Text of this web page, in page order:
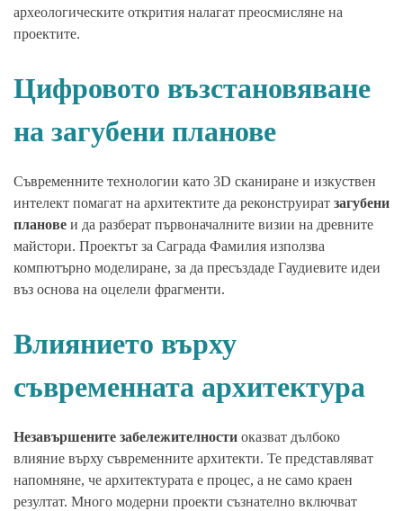
археологическите открития налагат преосмисляне на
проектите.
Цифровото възстановяване
на загубени планове
Съвременните технологии като 3D сканиране и изкуствен
интелект помагат на архитектите да реконструират загубени
планове и да разберат първоначалните визии на древните
майстори. Проектът за Саграда Фамилия използва
компютърно моделиране, за да пресъздаде Гаудиевите идеи
въз основа на оцелели фрагменти.
Влиянието върху
съвременната архитектура
Незавършените забележителности оказват дълбоко
влияние върху съвременните архитекти. Те представляват
напомняне, че архитектурата е процес, а не само краен
резултат. Много модерни проекти съзнателно включват